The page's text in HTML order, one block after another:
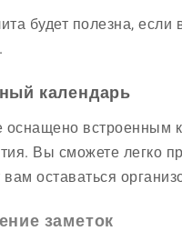
будет полезна,
календарь
встроенным
Вы сможете легко
вам оставаться
заметок